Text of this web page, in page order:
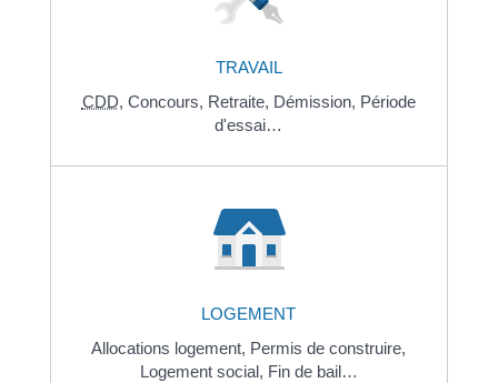
TRAVAIL
CDD, Concours, Retraite, Démission, Période
d'essai…
LOGEMENT
Allocations logement, Permis de construire,
Logement social, Fin de bail…